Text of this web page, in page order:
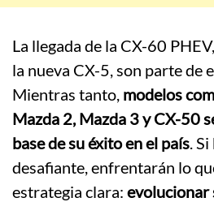
La llegada de la CX-60
la nueva CX-5, son parte de
Mientras tanto, modelos
Mazda 2, Mazda 3 y CX-50
base de su éxito en el país .
desafiante, enfrentarán lo
estrategia clara: evolucionar